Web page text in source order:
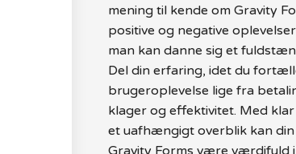
mening til kende om Gravity
positive og negative
man kan danne sig et
Del din erfaring, idet du
brugeroplevelse lige fra
klager og effektivitet. Med
et uafhængigt overblik kan din